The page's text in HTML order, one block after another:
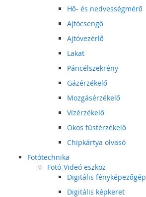
Hő- és nedvességmérő
Ajtócsengő
Ajtóvezérlő
Lakat
Páncélszekrény
Gázérzékelő
Mozgásérzékelő
Vízérzékelő
Okos füstérzékelő
Chipkártya olvasó
Fotótechnika
Fotó-Videó eszköz
Digitális fényképezőgép
Digitális képkeret